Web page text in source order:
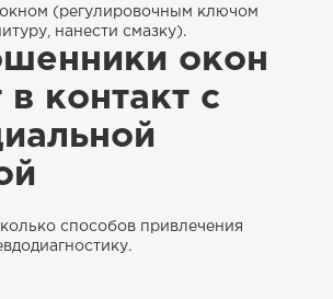
(регулировочным ключом
нанести смазку).
окон
в контакт с
способов привлечения